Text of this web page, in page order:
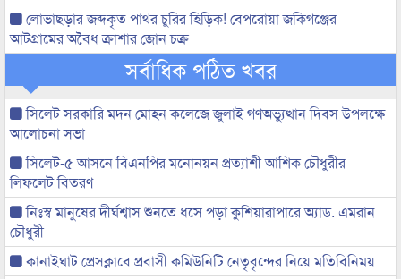
লোভাছড়ার জব্দকৃত পাথর চুরির হিড়িক! বেপরোয়া জকিগঞ্জের
আটগ্রামের অবৈধ ক্রাশার জোন চক্র
সর্বাধিক পঠিত খবর
সিলেট সরকারি মদন মোহন কলেজে জুলাই গণঅভ্যুত্থান দিবস উপলক্ষে
আলোচনা সভা
সিলেট-৫ আসনে বিএনপির মনোনয়ন প্রত্যাশী আশিক চৌধুরীর
লিফলেট বিতরণ
নিঃস্ব মানুষের দীর্ঘশ্বাস শুনতে ধসে পড়া কুশিয়ারাপারে অ্যাড. এমরান
চৌধুরী
কানাইঘাট প্রেসক্লাবে প্রবাসী কমিউনিটি নেতৃবৃন্দের নিয়ে মতিবিনিময়